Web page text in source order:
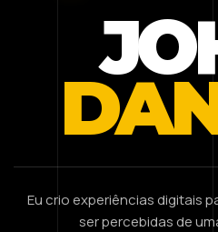
Eu crio experiências digitais
ser percebidas de